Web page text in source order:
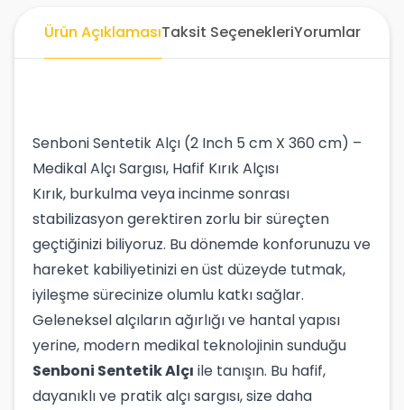
Ürün AçıklamasıTaksit SeçenekleriYorumlar
Senboni Sentetik Alçı (2 Inch 5 cm X 360 cm) –
Medikal Alçı Sargısı, Hafif Kırık Alçısı
Kırık, burkulma veya incinme sonrası
stabilizasyon gerektiren zorlu bir süreçten
geçtiğinizi biliyoruz. Bu dönemde konforunuzu ve
hareket kabiliyetinizi en üst düzeyde tutmak,
iyileşme sürecinize olumlu katkı sağlar.
Geleneksel alçıların ağırlığı ve hantal yapısı
yerine, modern medikal teknolojinin sunduğu
Senboni Sentetik Alçı ile tanışın. Bu hafif,
dayanıklı ve pratik alçı sargısı, size daha